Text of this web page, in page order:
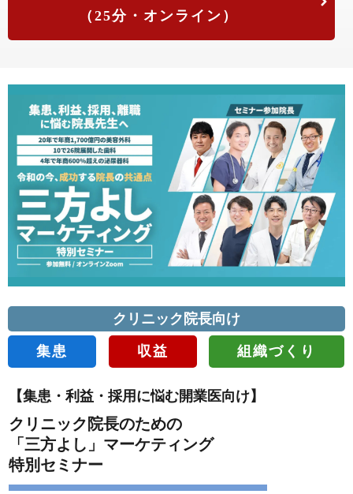
（25分・オンライン）
クリニック院長向け
集患 収益 組織づくり
【集患・利益・採用に悩む開業医向け】
クリニック院長のための
「三方よし」マーケティング
特別セミナー